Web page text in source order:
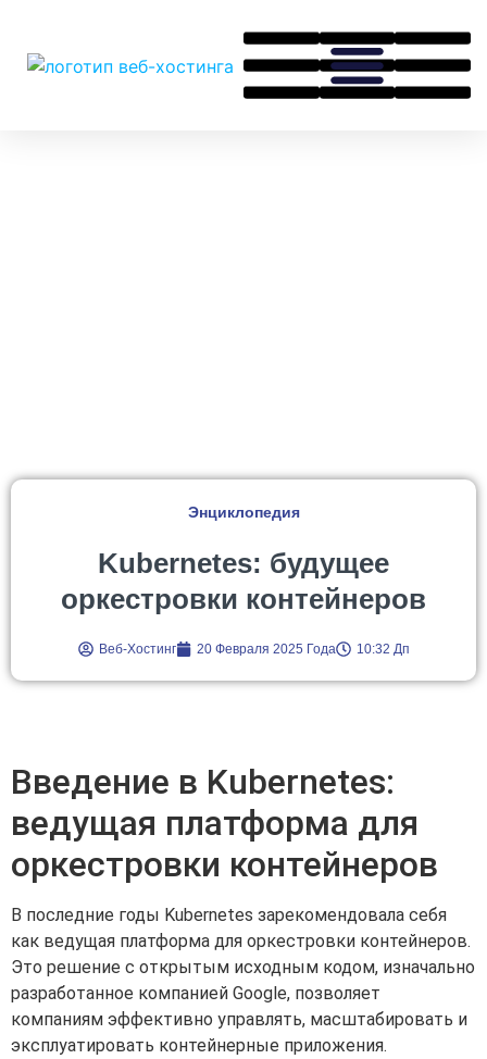
Энциклопедия
Kubernetes: будущее
оркестровки контейнеров
Веб-Хостинг 20 Февраля 2025 Года 10:32 Дп
Введение в Kubernetes:
ведущая платформа для
оркестровки контейнеров
В последние годы Kubernetes зарекомендовала себя
как ведущая платформа для оркестровки контейнеров.
Это решение с открытым исходным кодом, изначально
разработанное компанией Google, позволяет
компаниям эффективно управлять, масштабировать и
эксплуатировать контейнерные приложения.